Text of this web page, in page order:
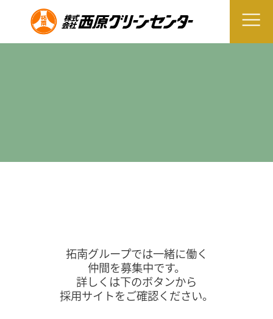
拓南グループでは一緒に働く
仲間を募集中です。
詳しくは下のボタンから
採用サイトをご確認ください。